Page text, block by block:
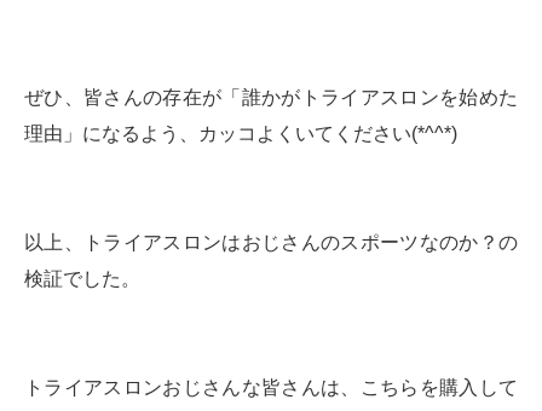
ぜひ、皆さんの存在が「誰かがトライアスロンを始めた
理由」になるよう、カッコよくいてください(*^^*)
以上、トライアスロンはおじさんのスポーツなのか？の
検証でした。
トライアスロンおじさんな皆さんは、こちらを購入して